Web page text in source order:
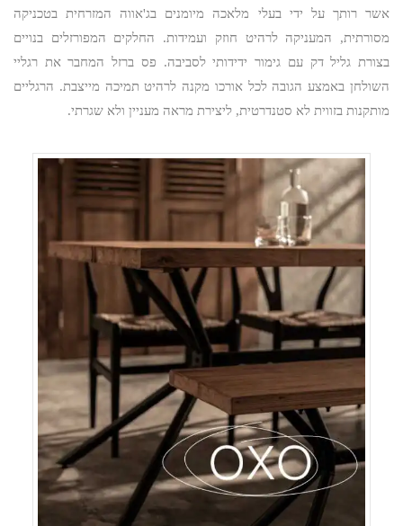
אשר רותך על ידי בעלי מלאכה מיומנים בג'אווה המזרחית בטכניקה
מסורתית, המעניקה לרהיט חוזק ועמידות. החלקים המפורזלים בנויים
בצורת גליל דק עם גימור ידידותי לסביבה. פס ברזל המחבר את רגליי
השולחן באמצע הגובה לכל אורכו מקנה לרהיט תמיכה מייצבת. הרגליים
מותקנות בזווית לא סטנדרטית, ליצירת מראה מעניין ולא שגרתי.